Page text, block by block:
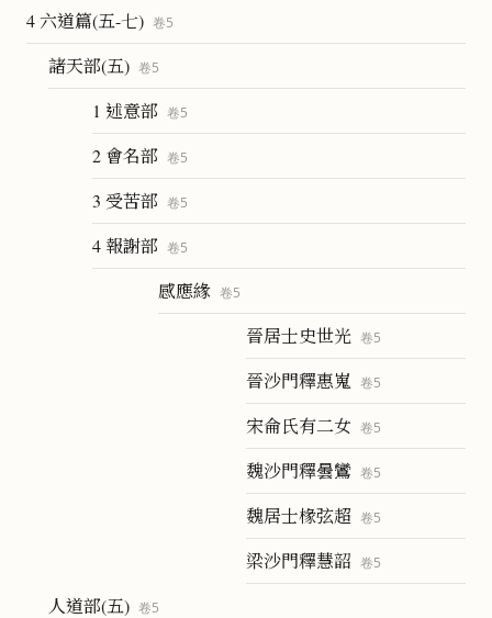
4 六道篇(五-七) 卷5
諸天部(五) 卷5
1 述意部 卷5
2 會名部 卷5
3 受苦部 卷5
4 報謝部 卷5
感應緣 卷5
晉居士史世光 卷5
晉沙門釋惠嵬 卷5
宋侖氏有二女 卷5
魏沙門釋曇鸞 卷5
魏居士椽弦超 卷5
梁沙門釋慧韶 卷5
人道部(五) 卷5